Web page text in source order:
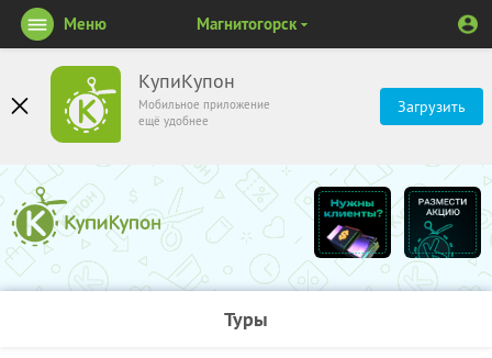
КупиКупон
Мобильное приложение
ещё удобнее
Загрузить
Меню Магнитогорск
Туры